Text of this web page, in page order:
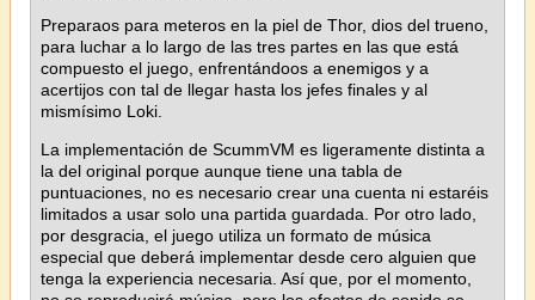
Preparaos para meteros en la piel de Thor, dios del trueno,
para luchar a lo largo de las tres partes en las que está
compuesto el juego, enfrentándoos a enemigos y a
acertijos con tal de llegar hasta los jefes finales y al
mismísimo Loki.
La implementación de ScummVM es ligeramente distinta a
la del original porque aunque tiene una tabla de
puntuaciones, no es necesario crear una cuenta ni estaréis
limitados a usar solo una partida guardada. Por otro lado,
por desgracia, el juego utiliza un formato de música
especial que deberá implementar desde cero alguien que
tenga la experiencia necesaria. Así que, por el momento,